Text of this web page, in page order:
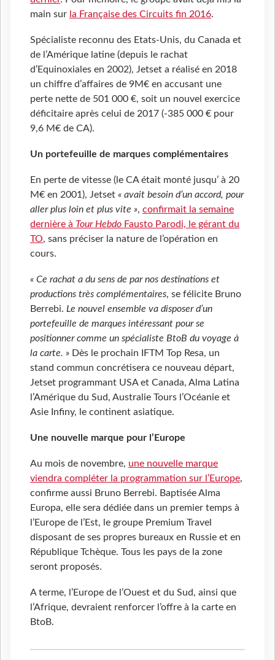
main sur la Française des Circuits fin 2016.
Spécialiste reconnu des Etats-Unis, du Canada et
de l’Amérique latine (depuis le rachat
d’Equinoxiales en 2002), Jetset a réalisé en 2018
un chiffre d’affaires de 9M€ en accusant une
perte nette de 501 000 €, soit un nouvel exercice
déficitaire après celui de 2017 (-385 000 € pour
9,6 M€ de CA).
Un portefeuille de marques complémentaires
En perte de vitesse (le CA était monté jusqu’ à 20
M€ en 2001), Jetset « avait besoin d’un accord, pour
aller plus loin et plus vite », confirmait la semaine
dernière à Tour Hebdo Fausto Parodi, le gérant du
TO, sans préciser la nature de l’opération en
cours.
« Ce rachat a du sens de par nos destinations et
productions très complémentaires, se félicite Bruno
Berrebi. Le nouvel ensemble va disposer d’un
portefeuille de marques intéressant pour se
positionner comme un spécialiste BtoB du voyage à
la carte. » Dès le prochain IFTM Top Resa, un
stand commun concrétisera ce nouveau départ,
Jetset programmant USA et Canada, Alma Latina
l’Amérique du Sud, Australie Tours l’Océanie et
Asie Infiny, le continent asiatique.
Une nouvelle marque pour l’Europe
Au mois de novembre, une nouvelle marque
viendra compléter la programmation sur l’Europe,
confirme aussi Bruno Berrebi. Baptisée Alma
Europa, elle sera dédiée dans un premier temps à
l’Europe de l’Est, le groupe Premium Travel
disposant de ses propres bureaux en Russie et en
République Tchèque. Tous les pays de la zone
seront proposés.
A terme, l’Europe de l’Ouest et du Sud, ainsi que
l’Afrique, devraient renforcer l’offre à la carte en
BtoB.